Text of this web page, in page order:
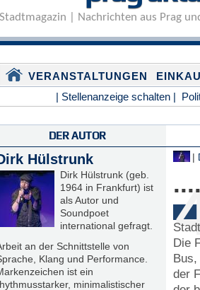
Stadtmagazin | Nachrichten aus Prag
VERANSTALTUNGEN
| Stellenanzeige schalten |
DER AUTOR
Hülstrunk
Dirk Hülstrunk (geb.
1964 in Frankfurt) ist
als Autor und
Soundpoet
international gefragt.
an der Schnittstelle von
Klang und Performance.
ist ein
minimalistischer
|
Die
der